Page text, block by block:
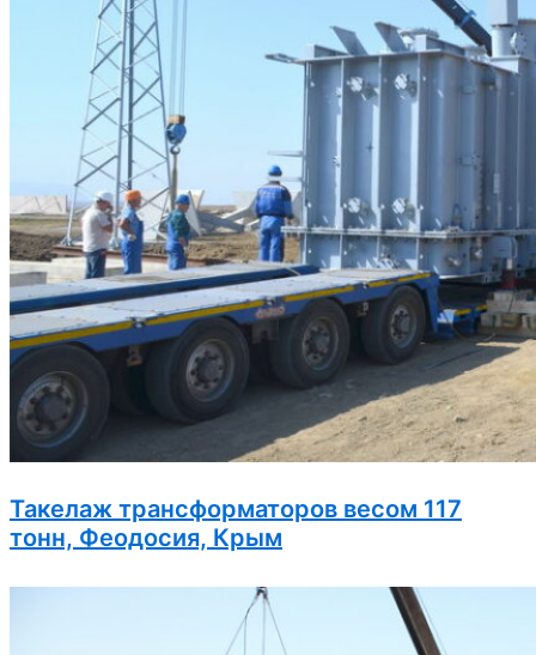
Такелаж трансформаторов весом 117
тонн, Феодосия, Крым